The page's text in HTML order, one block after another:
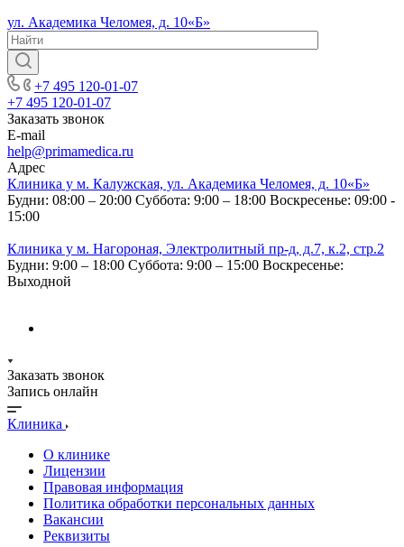
ул. Академика Челомея, д. 10«Б»
+7 495 120-01-07
+7 495 120-01-07
Заказать звонок
E-mail
help@primamedica.ru
Адрес
Клиника у м. Калужская, ул. Академика Челомея, д. 10«Б»
Будни: 08:00 – 20:00 Суббота: 9:00 – 18:00 Воскресенье: 09:00 -
15:00
Клиника у м. Нагороная, Электролитный пр-д, д.7, к.2, стр.2
Будни: 9:00 – 18:00 Суббота: 9:00 – 15:00 Воскресенье:
Выходной
Заказать звонок
Запись онлайн
Клиника
О клинике
Лицензии
Правовая информация
Политика обработки персональных данных
Вакансии
Реквизиты